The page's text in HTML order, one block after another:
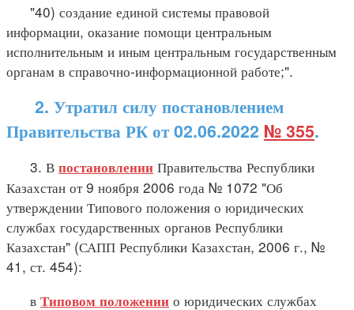
"40) создание единой системы правовой
информации, оказание помощи центральным
исполнительным и иным центральным государственным
органам в справочно-информационной работе;".
2. Утратил силу постановлением
Правительства РК от 02.06.2022 № 355.
3. В постановлении Правительства Республики
Казахстан от 9 ноября 2006 года № 1072 "Об
утверждении Типового положения о юридических
службах государственных органов Республики
Казахстан" (САПП Республики Казахстан, 2006 г., №
41, ст. 454):
в Типовом положении о юридических службах